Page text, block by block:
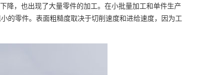
降，也出现了大量零件的加工。在小批量加工和单件生产
的零件。表面粗糙度取决于切削速度和进给速度，因为工